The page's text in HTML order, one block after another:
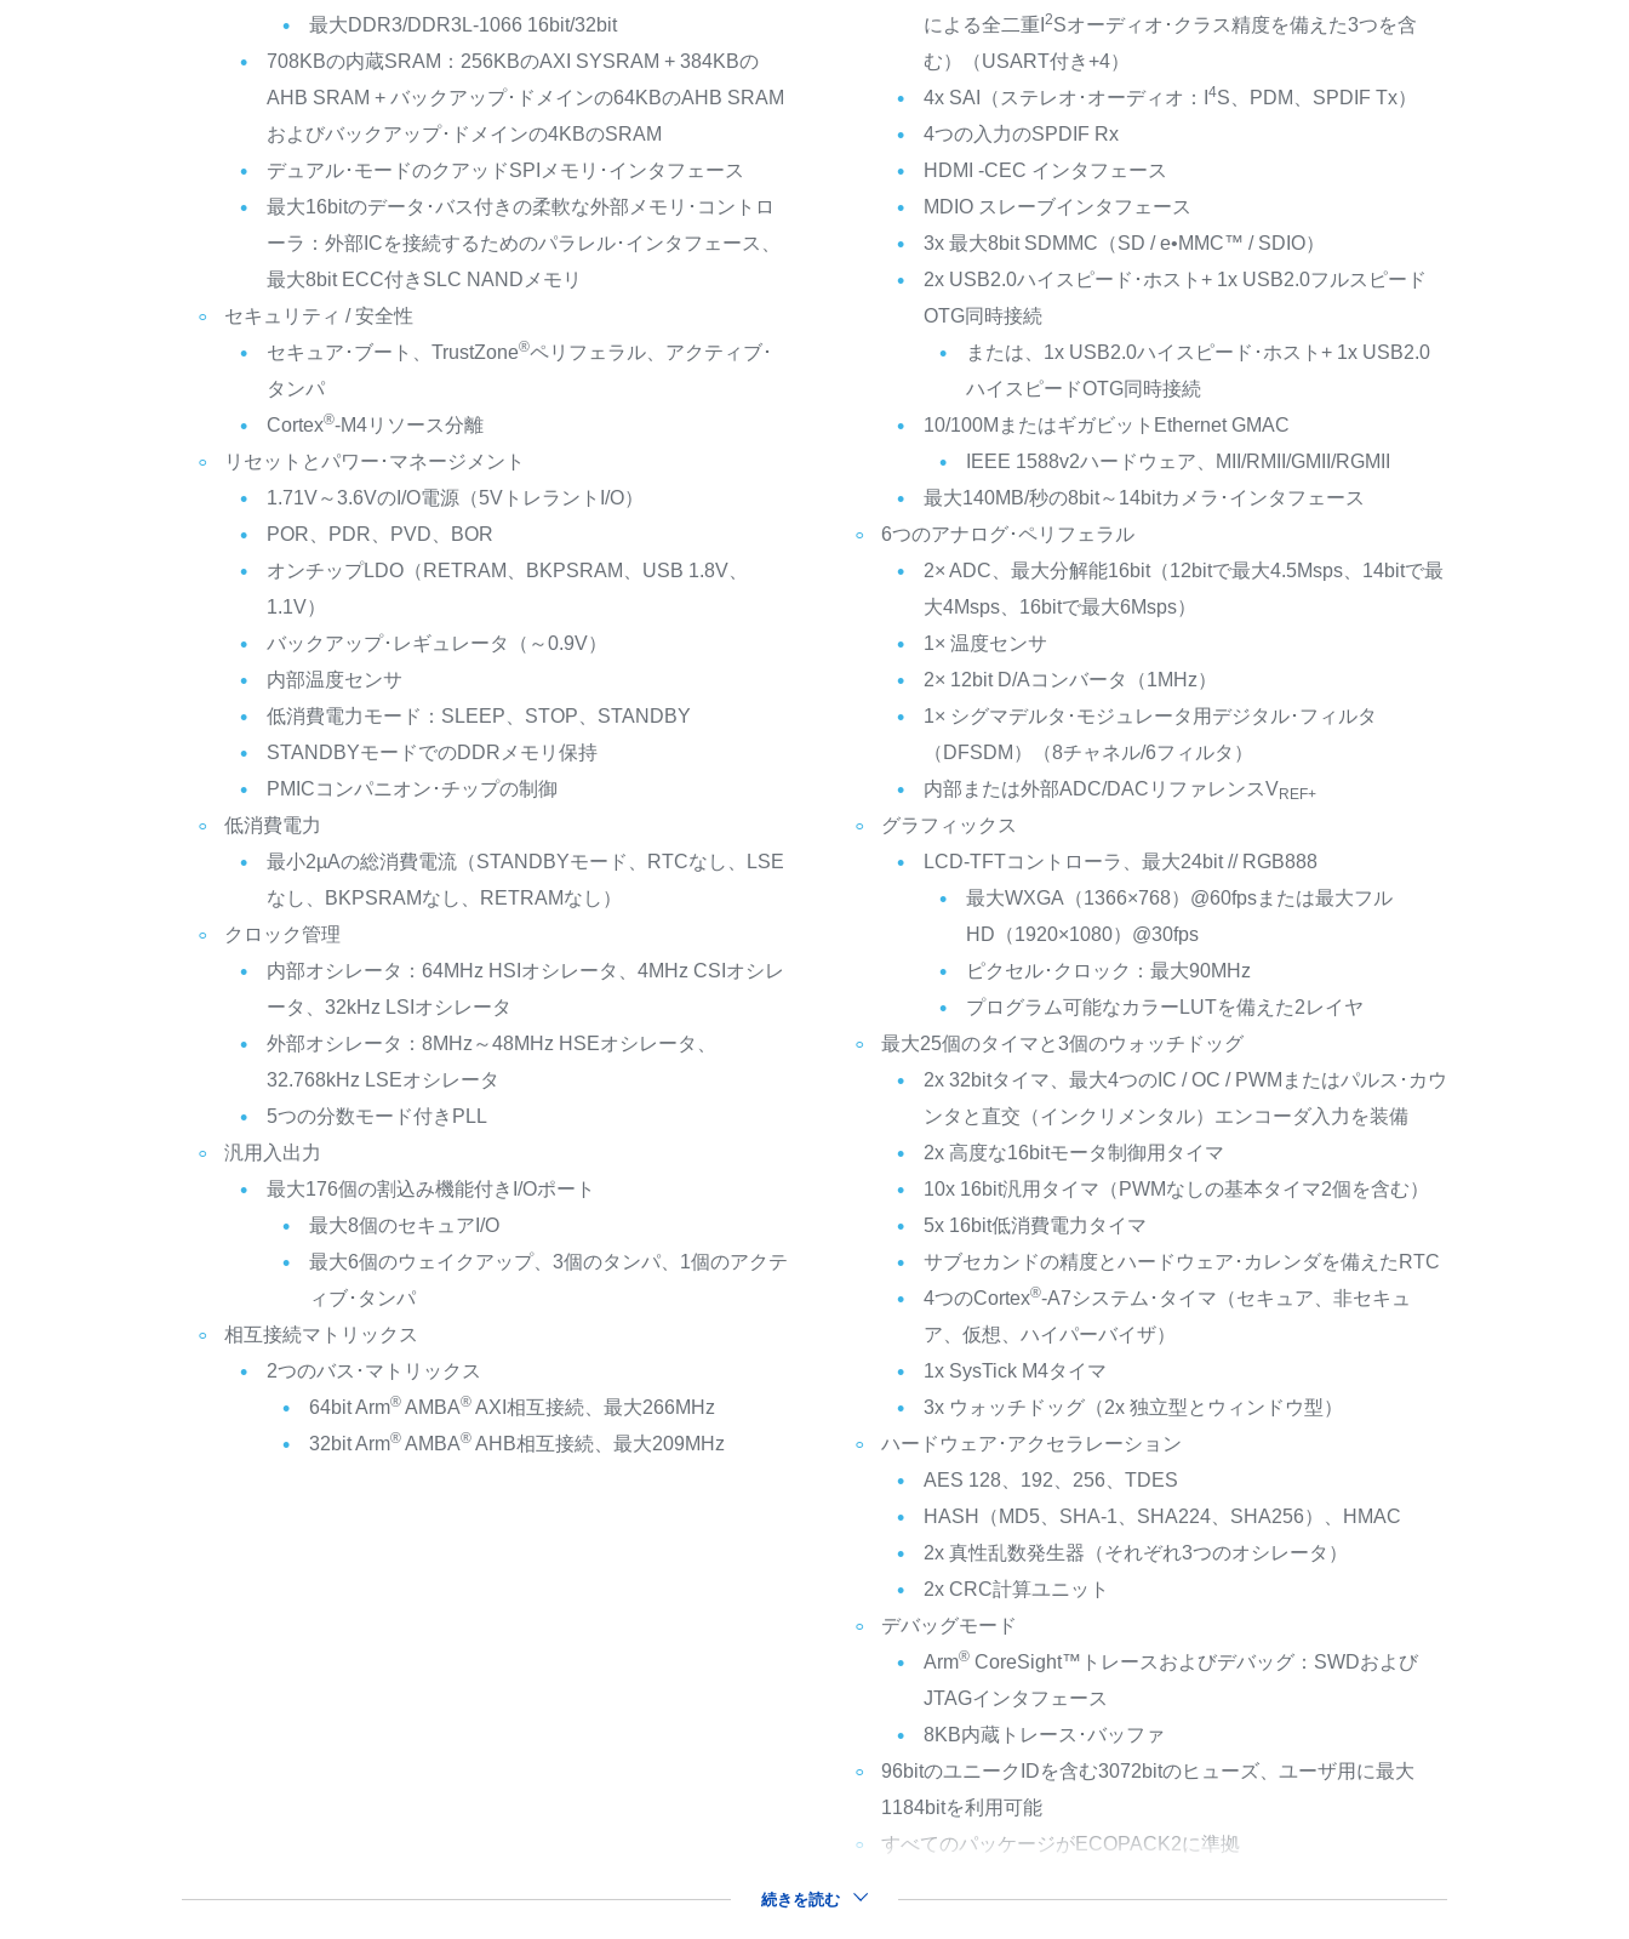
最大DDR3/DDR3L-1066 16bit/32bit
708KBの内蔵SRAM：256KBのAXI SYSRAM + 384KBの
AHB SRAM + バックアップ･ドメインの64KBのAHB SRAM
およびバックアップ･ドメインの4KBのSRAM
デュアル･モードのクアッドSPIメモリ･インタフェース
最大16bitのデータ･バス付きの柔軟な外部メモリ･コントロ
ーラ：外部ICを接続するためのパラレル･インタフェース、
最大8bit ECC付きSLC NANDメモリ
セキュリティ / 安全性
セキュア･ブート、TrustZone®ペリフェラル、アクティブ･
タンパ
Cortex®-M4リソース分離
リセットとパワー･マネージメント
1.71V～3.6VのI/O電源（5VトレラントI/O）
POR、PDR、PVD、BOR
オンチップLDO（RETRAM、BKPSRAM、USB 1.8V、
1.1V）
バックアップ･レギュレータ（～0.9V）
内部温度センサ
低消費電力モード：SLEEP、STOP、STANDBY
STANDBYモードでのDDRメモリ保持
PMICコンパニオン･チップの制御
低消費電力
最小2µAの総消費電流（STANDBYモード、RTCなし、LSE
なし、BKPSRAMなし、RETRAMなし）
クロック管理
内部オシレータ：64MHz HSIオシレータ、4MHz CSIオシレ
ータ、32kHz LSIオシレータ
外部オシレータ：8MHz～48MHz HSEオシレータ、
32.768kHz LSEオシレータ
5つの分数モード付きPLL
汎用入出力
最大176個の割込み機能付きI/Oポート
最大8個のセキュアI/O
最大6個のウェイクアップ、3個のタンパ、1個のアクテ
ィブ･タンパ
相互接続マトリックス
2つのバス･マトリックス
64bit Arm® AMBA® AXI相互接続、最大266MHz
32bit Arm® AMBA® AHB相互接続、最大209MHz
による全二重I 2Sオーディオ･クラス精度を備えた3つを含
む）（USART付き+4）
4x SAI（ステレオ･オーディオ：I
4S、PDM、SPDIF Tx）
4つの入力のSPDIF Rx
HDMI -CEC インタフェース
MDIO スレーブインタフェース
3x 最大8bit SDMMC（SD / e•MMC™ / SDIO）
2x USB2.0ハイスピード･ホスト+ 1x USB2.0フルスピード
OTG同時接続
または、1x USB2.0ハイスピード･ホスト+ 1x USB2.0
ハイスピードOTG同時接続
10/100MまたはギガビットEthernet GMAC
IEEE 1588v2ハードウェア、MII/RMII/GMII/RGMII
最大140MB/秒の8bit～14bitカメラ･インタフェース
6つのアナログ･ペリフェラル
2× ADC、最大分解能16bit（12bitで最大4.5Msps、14bitで最
大4Msps、16bitで最大6Msps）
1× 温度センサ
2× 12bit D/Aコンバータ（1MHz）
1× シグマデルタ･モジュレータ用デジタル･フィルタ
（DFSDM）（8チャネル/6フィルタ）
内部または外部ADC/DACリファレンスVREF+
グラフィックス
LCD-TFTコントローラ、最大24bit // RGB888
最大WXGA（1366×768）@60fpsまたは最大フル
HD（1920×1080）@30fps
ピクセル･クロック：最大90MHz
プログラム可能なカラーLUTを備えた2レイヤ
最大25個のタイマと3個のウォッチドッグ
2x 32bitタイマ、最大4つのIC / OC / PWMまたはパルス･カウ
ンタと直交（インクリメンタル）エンコーダ入力を装備
2x 高度な16bitモータ制御用タイマ
10x 16bit汎用タイマ（PWMなしの基本タイマ2個を含む）
5x 16bit低消費電力タイマ
サブセカンドの精度とハードウェア･カレンダを備えたRTC
4つのCortex®-A7システム･タイマ（セキュア、非セキュ
ア、仮想、ハイパーバイザ）
1x SysTick M4タイマ
3x ウォッチドッグ（2x 独立型とウィンドウ型）
ハードウェア･アクセラレーション
AES 128、192、256、TDES
HASH（MD5、SHA-1、SHA224、SHA256）、HMAC
2x 真性乱数発生器（それぞれ3つのオシレータ）
2x CRC計算ユニット
デバッグモード
Arm®CoreSight™トレースおよびデバッグ：SWDおよび
JTAGインタフェース
8KB内蔵トレース･バッファ
96bitのユニークIDを含む3072bitのヒューズ、ユーザ用に最大
1184bitを利用可能
すべてのパッケージがECOPACK2に準拠
続きを読む